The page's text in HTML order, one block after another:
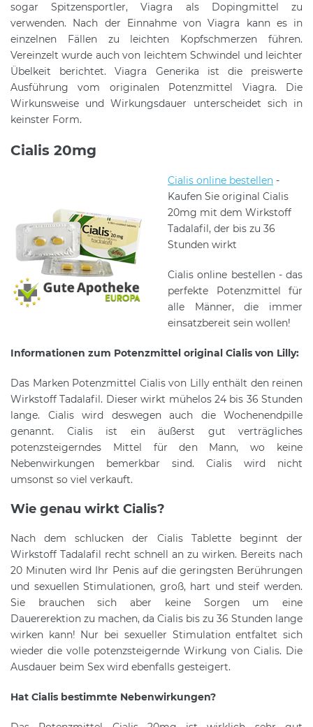
sogar Spitzensportler, Viagra als Dopingmittel zu
verwenden. Nach der Einnahme von Viagra kann es in
einzelnen Fällen zu leichten Kopfschmerzen führen.
Vereinzelt wurde auch von leichtem Schwindel und leichter
Übelkeit berichtet. Viagra Generika ist die preiswerte
Ausführung vom originalen Potenzmittel Viagra. Die
Wirkunsweise und Wirkungsdauer unterscheidet sich in
keinster Form.
Cialis 20mg
Cialis online bestellen -
Kaufen Sie original Cialis
20mg mit dem Wirkstoff
Tadalafil, der bis zu 36
Stunden wirkt
Cialis online bestellen - das
perfekte Potenzmittel für
alle Männer, die immer
einsatzbereit sein wollen!
Informationen zum Potenzmittel original Cialis von Lilly:
Das Marken Potenzmittel Cialis von Lilly enthält den reinen
Wirkstoff Tadalafil. Dieser wirkt mühelos 24 bis 36 Stunden
lange. Cialis wird deswegen auch die Wochenendpille
genannt. Cialis ist ein äußerst gut verträgliches
potenzsteigerndes Mittel für den Mann, wo keine
Nebenwirkungen bemerkbar sind. Cialis wird nicht
umsonst so viel verkauft.
Wie genau wirkt Cialis?
Nach dem schlucken der Cialis Tablette beginnt der
Wirkstoff Tadalafil recht schnell an zu wirken. Bereits nach
20 Minuten wird Ihr Penis auf die geringsten Berührungen
und sexuellen Stimulationen, groß, hart und steif werden.
Sie brauchen sich aber keine Sorgen um eine
Dauererektion zu machen, da Cialis bis zu 36 Stunden lange
wirken kann! Nur bei sexueller Stimulation entfaltet sich
wieder die volle potenzsteigernde Wirkung von Cialis. Die
Ausdauer beim Sex wird ebenfalls gesteigert.
Hat Cialis bestimmte Nebenwirkungen?